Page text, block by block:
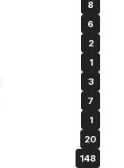
8
6
2
1
3
7
1
20
148